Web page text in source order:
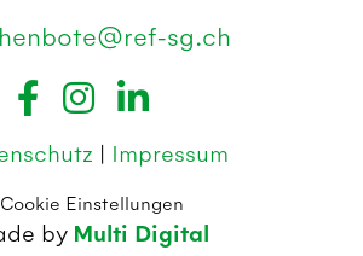
sg.ch
| Impressum
Cookie Einstellungen
by Multi Digital